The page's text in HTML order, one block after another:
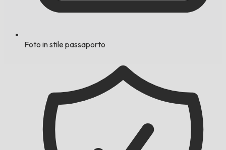
Foto in stile passaporto